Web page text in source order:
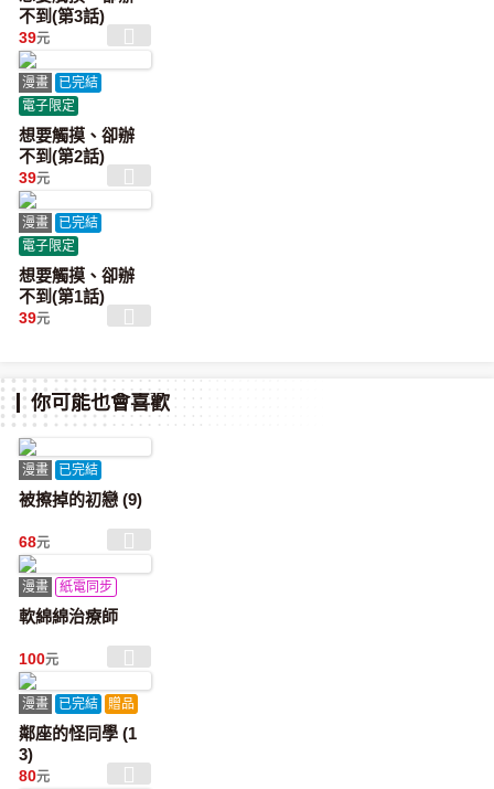
不到(第3話)
39元
漫畫
已完結
電子限定
想要觸摸、卻辦
不到(第2話)
39元
漫畫
已完結
電子限定
想要觸摸、卻辦
不到(第1話)
39元
你可能也會喜歡
漫畫 已完結
被擦掉的初戀 (9)
68元
漫畫 紙電同步
軟綿綿治療師
100元
漫畫 已完結 贈品
鄰座的怪同學 (1
3)
80元